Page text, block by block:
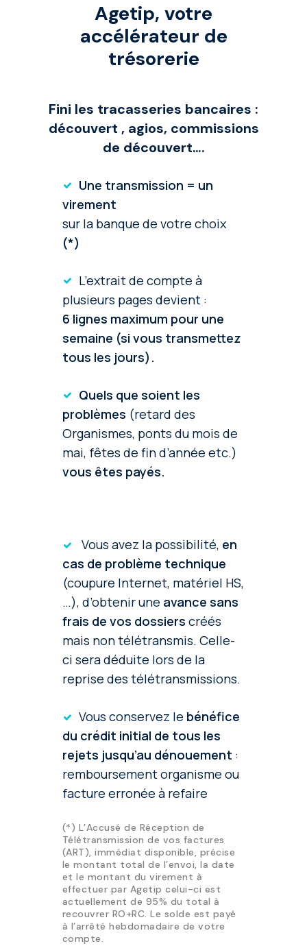
Agetip, votre
accélérateur de
trésorerie
Fini les tracasseries bancaires :
découvert , agios, commissions
de découvert….
Une transmission = un
virement
sur la banque de votre choix
(*)
L’extrait de compte à
plusieurs pages devient :
6 lignes maximum pour une
semaine (si vous transmettez
tous les jours).
Quels que soient les
problèmes (retard des
Organismes, ponts du mois de
mai, fêtes de fin d’année etc.)
vous êtes payés.
Vous avez la possibilité, en
cas de problème technique
(coupure Internet, matériel HS,
…), d’obtenir une avance sans
frais de vos dossiers créés
mais non télétransmis. Celle-
ci sera déduite lors de la
reprise des télétransmissions.
Vous conservez le bénéfice
du crédit initial de tous les
rejets jusqu’au dénouement :
remboursement organisme ou
facture erronée à refaire
(*) L’Accusé de Réception de
Télétransmission de vos factures
(ART), immédiat disponible, précise
le montant total de l’envoi, la date
et le montant du virement à
effectuer par Agetip celui-ci est
actuellement de 95% du total à
recouvrer RO+RC. Le solde est payé
à l’arrêté hebdomadaire de votre
compte.